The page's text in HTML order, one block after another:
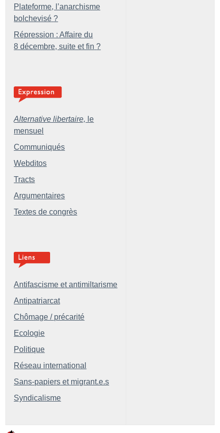
Plateforme, l’anarchisme
bolchevisé ?
Répression : Affaire du
8 décembre, suite et fin ?
Alternative libertaire, le
mensuel
Communiqués
Webditos
Tracts
Argumentaires
Textes de congrès
Antifascisme et antimiltarisme
Antipatriarcat
Chômage / précarité
Ecologie
Politique
Réseau international
Sans-papiers et migrant.e.s
Syndicalisme